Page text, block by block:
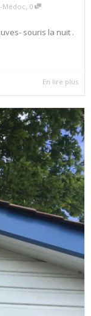
Médoc, 0
souris la nuit .
En lire plus